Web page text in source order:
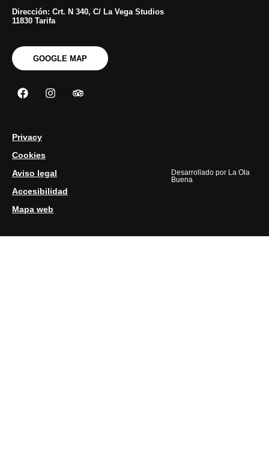
Dirección: Crt. N 340, C/ La Vega Studios
11830 Tarifa
GOOGLE MAP
Privacy
Cookies
Aviso legal
Accesibilidad
Mapa web
Desarrollado por La Ola
Buena